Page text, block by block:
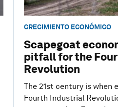
CRECIMIENTO ECONÓMICO
Scapegoat
pitfall for the
Revolution
The 21st century is when
Fourth Industrial